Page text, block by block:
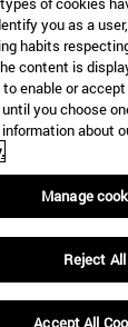
you as a
habits
content is
enable or
you choose
about
Manage
Reject All
Accept All